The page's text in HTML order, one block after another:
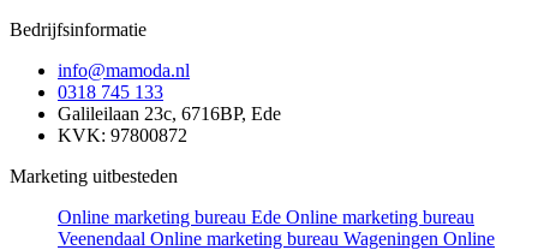
Bedrijfsinformatie
info@mamoda.nl
0318 745 133
Galileilaan 23c, 6716BP, Ede
KVK: 97800872
Marketing uitbesteden
Online marketing bureau Ede Online marketing bureau
Veenendaal Online marketing bureau Wageningen Online